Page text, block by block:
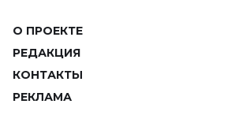
О ПРОЕКТЕ
РЕДАКЦИЯ
КОНТАКТЫ
РЕКЛАМА